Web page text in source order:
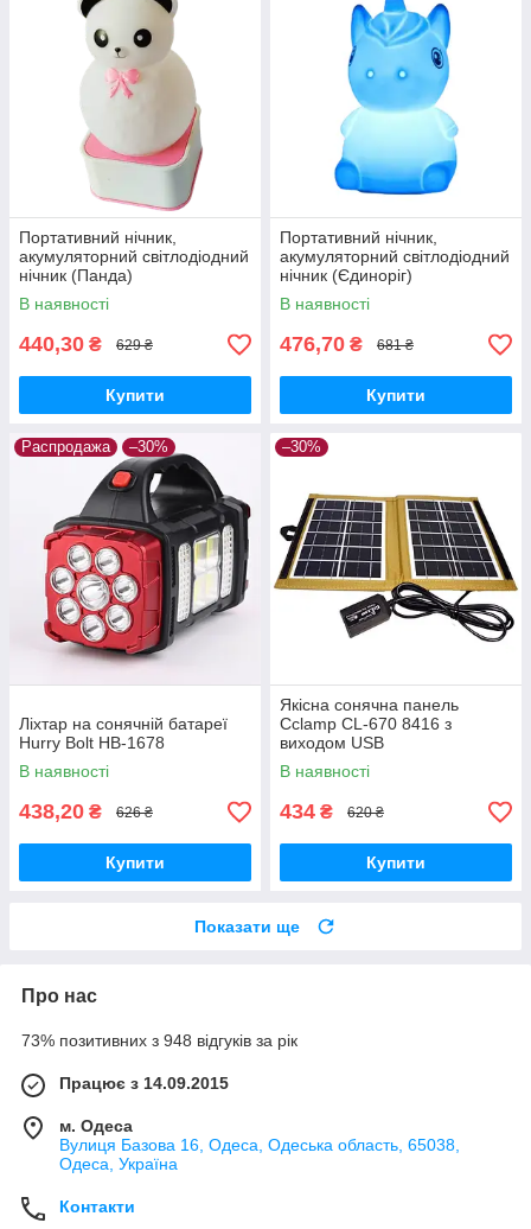
Портативний нічник,
акумуляторний світлодіодний
нічник (Панда)
В наявності
440,30 ₴ 629 ₴
Купити
Портативний нічник,
акумуляторний світлодіодний
нічник (Єдиноріг)
В наявності
476,70 ₴ 681 ₴
Купити
Распродажа –30%
Ліхтар на сонячній батареї
Hurry Bolt HB-1678
В наявності
438,20 ₴ 626 ₴
Купити
–30%
Якісна сонячна панель
Cclamp CL-670 8416 з
виходом USB
В наявності
434 ₴ 620 ₴
Купити
Показати ще
Про нас
73% позитивних з 948 відгуків за рік
Працює з 14.09.2015
м. Одеса
Вулиця Базова 16, Одеса, Одеська область, 65038,
Одеса, Україна
Контакти